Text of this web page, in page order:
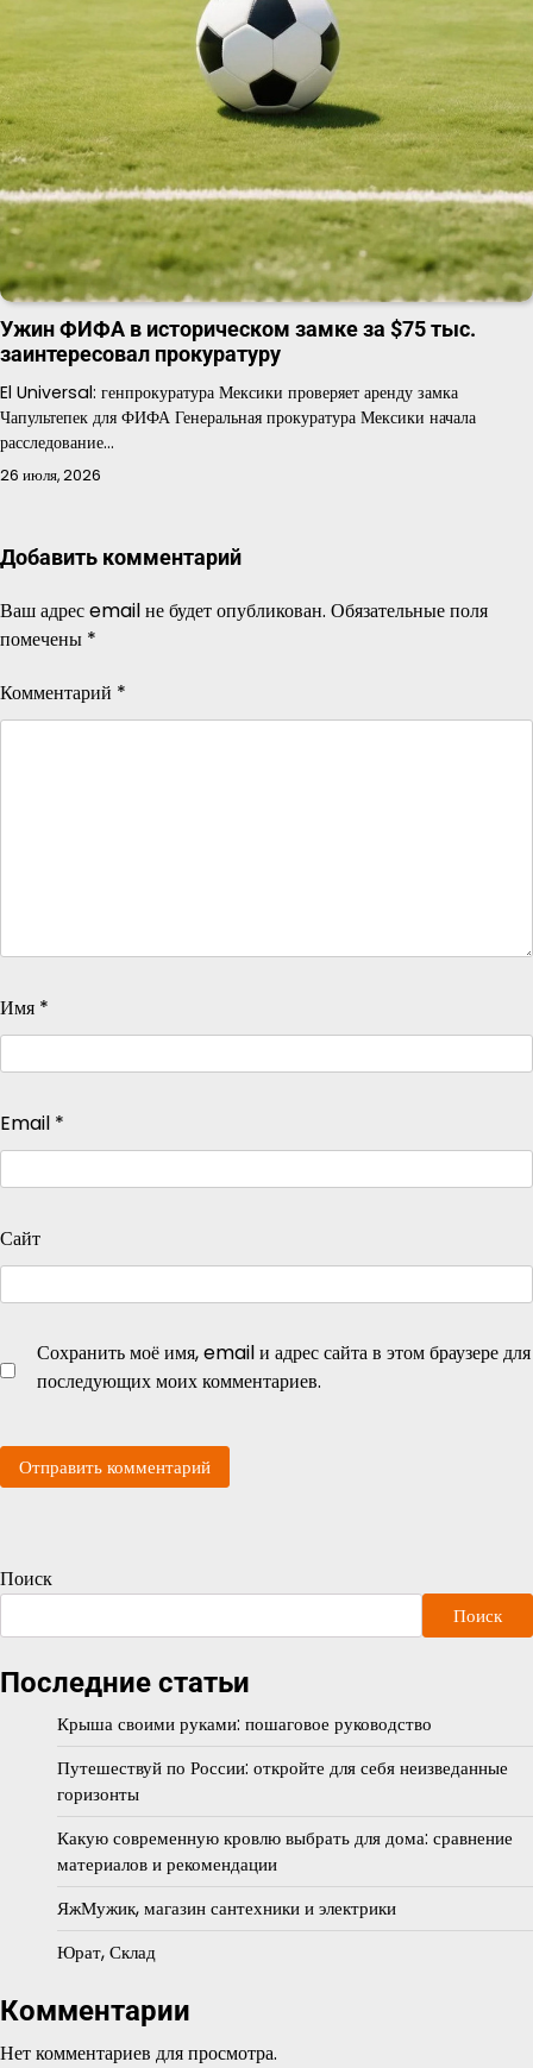
Ужин ФИФА в историческом замке за $75 тыс.
заинтересовал прокуратуру
El Universal: генпрокуратура Мексики проверяет аренду замка
Чапультепек для ФИФА Генеральная прокуратура Мексики начала
расследование…
26 июля, 2026
Добавить комментарий
Ваш адрес email не будет опубликован. Обязательные поля
помечены *
Комментарий *
Имя *
Email *
Сайт
Сохранить моё имя, email и адрес сайта в этом браузере для
последующих моих комментариев.
Поиск
Поиск
Последние статьи
Крыша своими руками: пошаговое руководство
Путешествуй по России: откройте для себя неизведанные
горизонты
Какую современную кровлю выбрать для дома: сравнение
материалов и рекомендации
ЯжМужик, магазин сантехники и электрики
Юрат, Склад
Комментарии
Нет комментариев для просмотра.